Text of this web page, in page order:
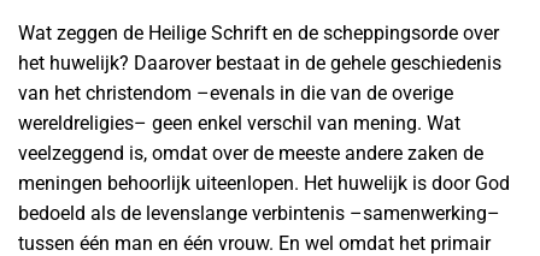
Wat zeggen de Heilige Schrift en de scheppingsorde over
het huwelijk? Daarover bestaat in de gehele geschiedenis
van het christendom –evenals in die van de overige
wereldreligies– geen enkel verschil van mening. Wat
veelzeggend is, omdat over de meeste andere zaken de
meningen behoorlijk uiteenlopen. Het huwelijk is door God
bedoeld als de levenslange verbintenis –samenwerking–
tussen één man en één vrouw. En wel omdat het primair